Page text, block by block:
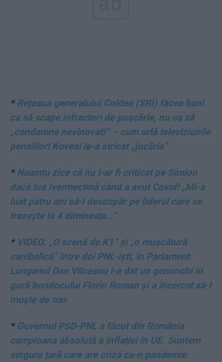
*Rețeaua generalului Coldea (SRI) făcea bani
ca să scape infractori de pușcărie, nu ca să
„condamne nevinovați” – cum urlă televiziunile
penalilor! Kovesi le-a stricat „jucăria”
*Neamțu zice că nu l-ar fi criticat pe Simion
dacă lua Ivermectină când a avut Covid! „Mi-a
luat patru ani să-l descopăr pe liderul care se
trezește la 4 dimineața…”
* VIDEO. „O scenă de K1” și „o mușcătură
canibalică” între doi PNL-iști, în Parlament.
Lunganul Dan Vîlceanu i-a dat un genunchi în
gură bondocului Florin Roman și a încercat să-l
muște de nas
* Guvernul PSD-PNL a făcut din România
campioana absolută a inflației în UE. Suntem
singura țară care are criză ca-n pandemie